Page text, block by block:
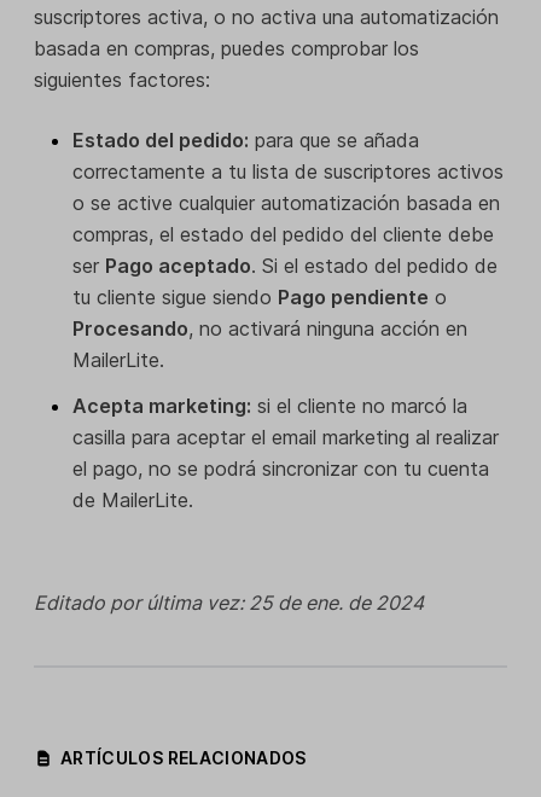
suscriptores activa, o no activa una automatización
basada en compras, puedes comprobar los
siguientes factores:
Estado del pedido: para que se añada
correctamente a tu lista de suscriptores activos
o se active cualquier automatización basada en
compras, el estado del pedido del cliente debe
ser Pago aceptado. Si el estado del pedido de
tu cliente sigue siendo Pago pendiente o
Procesando, no activará ninguna acción en
MailerLite.
Acepta marketing: si el cliente no marcó la
casilla para aceptar el email marketing al realizar
el pago, no se podrá sincronizar con tu cuenta
de MailerLite.
Editado por última vez: 25 de ene. de 2024
ARTÍCULOS RELACIONADOS